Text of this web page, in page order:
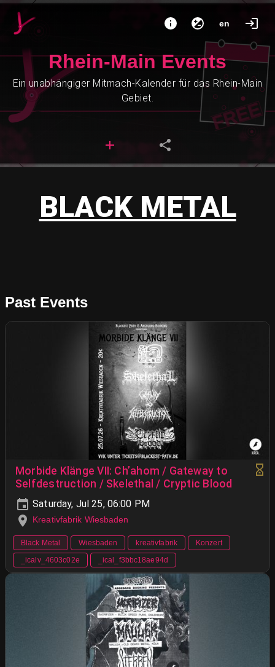
en
Rhein-Main Events
Ein unabhängiger Mitmach-Kalender für das Rhein-Main
Gebiet.
BLACK METAL
Past Events
Morbide Klänge VII: Ch’ahom / Gateway to
Selfdestruction / Skelethal / Cryptic Blood
Saturday, Jul 25, 06:00 PM
Kreativfabrik Wiesbaden
Black Metal Wiesbaden kreativfabrik
Konzert
_icalv_4603c02e
_ical_f3bbc18ae94d